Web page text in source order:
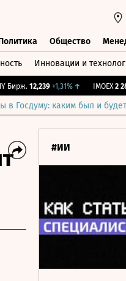
Общество
Инновации и
12,239 +1,31%↑ IMOEX 2
в Госдуму: каким был и
#ИИ